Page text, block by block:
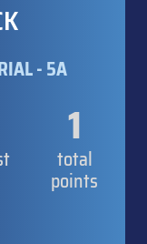
- 5A
1
total
points